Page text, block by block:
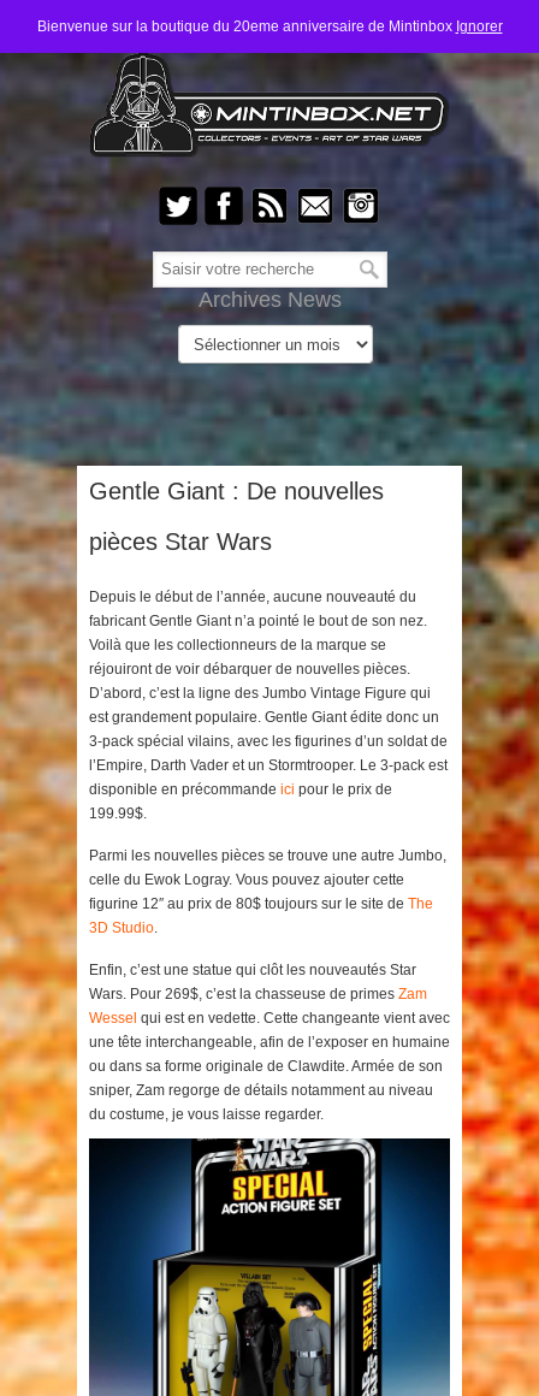
Bienvenue sur la boutique du 20eme anniversaire de Mintinbox Ignorer
Archives News
Gentle Giant : De nouvelles
pièces Star Wars
Depuis le début de l’année, aucune nouveauté du
fabricant Gentle Giant n’a pointé le bout de son nez.
Voilà que les collectionneurs de la marque se
réjouiront de voir débarquer de nouvelles pièces.
D’abord, c’est la ligne des Jumbo Vintage Figure qui
est grandement populaire. Gentle Giant édite donc un
3-pack spécial vilains, avec les figurines d’un soldat de
l’Empire, Darth Vader et un Stormtrooper. Le 3-pack est
disponible en précommande ici pour le prix de
199.99$.
Parmi les nouvelles pièces se trouve une autre Jumbo,
celle du Ewok Logray. Vous pouvez ajouter cette
figurine 12″ au prix de 80$ toujours sur le site de The
3D Studio.
Enfin, c’est une statue qui clôt les nouveautés Star
Wars. Pour 269$, c’est la chasseuse de primes Zam
Wessel qui est en vedette. Cette changeante vient avec
une tête interchangeable, afin de l’exposer en humaine
ou dans sa forme originale de Clawdite. Armée de son
sniper, Zam regorge de détails notamment au niveau
du costume, je vous laisse regarder.